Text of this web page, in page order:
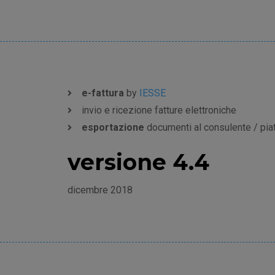
e-fattura by IESSE
invio e ricezione fatture elettroniche
esportazione documenti al consulente /
versione 4.4
dicembre 2018